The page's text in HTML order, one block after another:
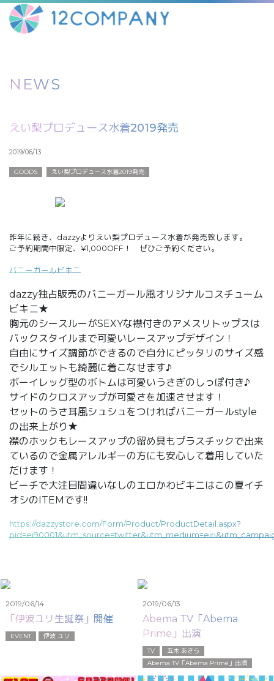
NEWS
えい梨プロデュース水着2019発売
2019/06/13
GOODS えい梨プロデュース水着2019発売
昨年に続き、dazzyよりえい梨プロデュース水着が発売致します。
ご予約期間中限定、¥1,000OFF！ ぜひご予約ください。
バニーガールビキニ
dazzy独占販売のバニーガール風オリジナルコスチューム
ビキニ★
胸元のシースルーがSEXYな襟付きのアメスリトップスは
バックスタイルまで可愛いレースアップデザイン！
自由にサイズ調節ができるので自分にピッタリのサイズ感
でシルエットも綺麗に着こなせます♪
ボーイレッグ型のボトムは可愛いうさぎのしっぽ付き♪
サイドのクロスアップが可愛さを加速させます！
セットのうさ耳風シュシュをつければバニーガールstyle
の出来上がり★
襟のホックもレースアップの留め具もプラスチックで出来
ているので金属アレルギーの方にも安心して着用していた
だけます！
ビーチで大注目間違いなしのエロかわビキニはこの夏イチ
オシのITEMです!!
https://dazzystore.com/Form/Product/ProductDetail.aspx?
2019/06/14
「伊波ユリ生誕祭」開催
EVENT 伊波 ユリ
2019/06/13
Abema TV「Abema
Prime」出演
TV
五木 あきら
Abema TV「Abema Prime」出演